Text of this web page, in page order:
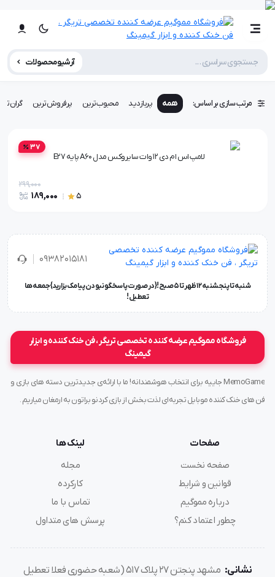
آرشیو محصولات
مرتب سازی بر اساس: همه پربازدید محبوب‌ترین پرفروش‌ترین
لامپ اس ام دی 12 وات سایروکس مدل A60 پایه E27
5
299,000
189,000
37
۰۹۳۸۲۰۱۵۱۸۱
شنبه تا پنجشنبه ۱۲ ظهر تا 5 صبح!{در صورت پاسخگو نبودن پیامک بزارید} جمعه ها
تعطیل !
فروشگاه مموگیم عرضه کننده تخصصی تریگر ، فن خنک کننده و ابزار
گیمینگ
MemoGame جاییه برای انتخاب هوشمندانه! ما با ارائه‌ی جدیدترین دسته های بازی و
فن های خنک کننده موبایل تجربه‌ای لذت بخش از بازی کردنو براتون به ارمغان میاریم .
صفحات
صفحه نخست
قوانین و شرایط
درباره مموگیم
چطور اعتماد کنم؟
لینک ها
مجله
کارکرده
تماس با ما
پرسش های متداول
نشانی:
مشهد پنجتن ۲۷ پلاک ۵۱۷ (شعبه حضوری فعلا تعطیل